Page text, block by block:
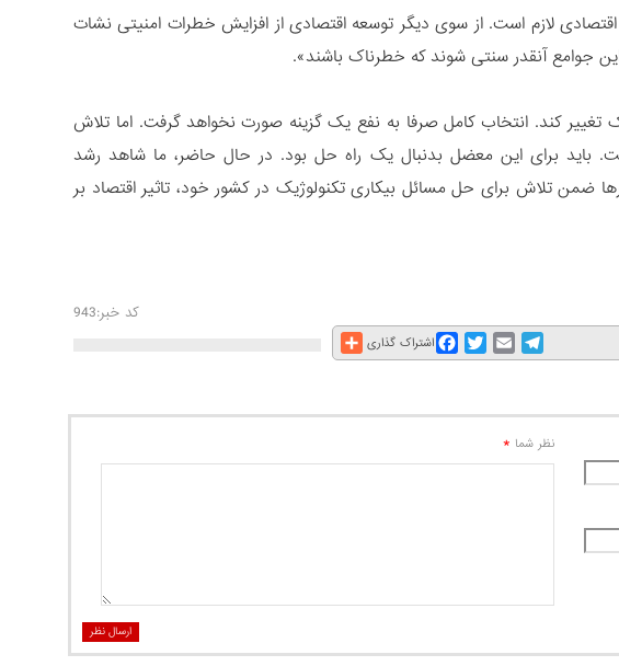
لازم است. از سوی دیگر توسعه اقتصادی از افزایش خطرات امنیتی نشات
جوامع آنقدر سنتی شوند که خطرناک باشند».
کند. انتخاب کامل صرفا به نفع یک گزینه صورت نخواهد گرفت. اما تلاش
باید برای این معضل بدنبال یک راه حل بود. در حال حاضر، ما شاهد رشد
تلاش برای حل مسائل بیکاری تکنولوژیک در کشور خود، تاثیر اقتصاد بر
کد خبر:943
Share اشتراک گذاری
FacebookTwitterEmail
Telegram
نظر شما *
ارسال نظر